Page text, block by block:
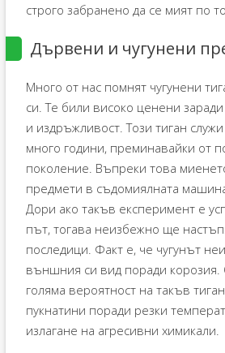
строго забранено да се мият по
Дървени и чугунени
Много от нас помнят чугунени
си. Те били високо ценени
и издръжливост. Този тиган
много години, преминавайки от
поколение. Въпреки това
предмети в съдомиялната
Дори ако такъв експеримент е
път, тогава неизбежно ще
последици. Факт е, че чугунът
външния си вид поради корозия.
голяма вероятност на такъв
пукнатини поради резки
излагане на агресивни химикали.